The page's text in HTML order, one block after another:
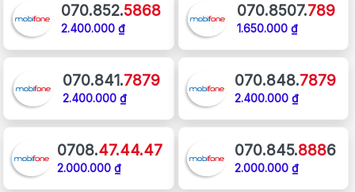
070.852.5868
2.400.000 ₫
070.8507.789
1.650.000 ₫
070.841.7879
2.400.000 ₫
070.848.7879
2.400.000 ₫
0708.47.44.47
2.000.000 ₫
070.845.8886
2.000.000 ₫